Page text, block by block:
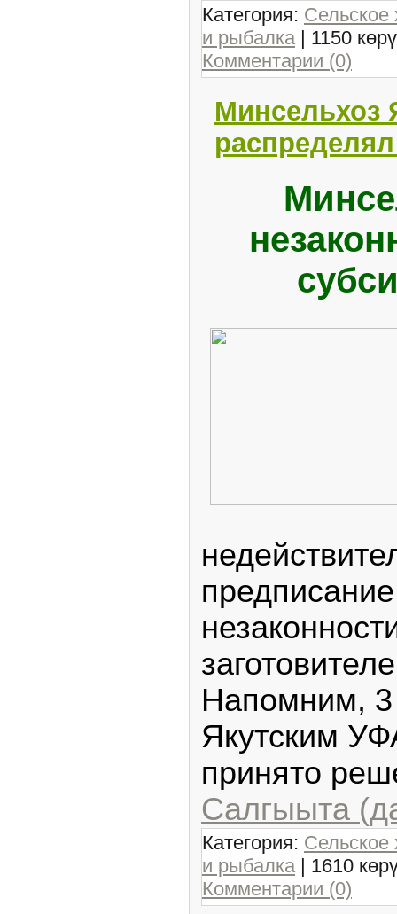
Категория: Сельское
и рыбалка | 1150
Комментарии (0)
Минсельхоз
Напомним, 3
Якутским
принято
Салгыыта
Категория: Сельское
и рыбалка | 1610
Комментарии (0)